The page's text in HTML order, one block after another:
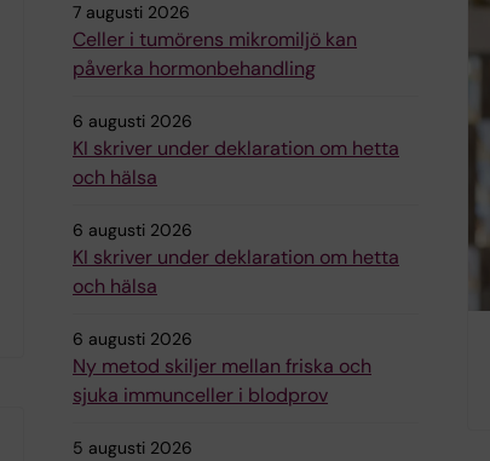
7 augusti 2026
Celler i tumörens mikromiljö kan
påverka hormonbehandling
6 augusti 2026
KI skriver under deklaration om hetta
och hälsa
6 augusti 2026
KI skriver under deklaration om hetta
och hälsa
6 augusti 2026
Ny metod skiljer mellan friska och
sjuka immunceller i blodprov
5 augusti 2026